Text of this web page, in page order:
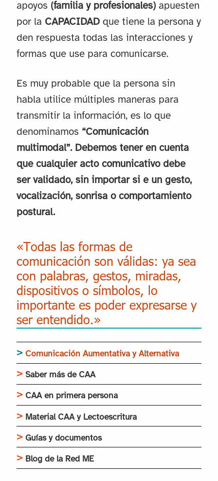
apoyos (familia y profesionales)apuesten
por la CAPACIDADque tiene la persona y
den respuesta todas las interacciones y
formas que use para comunicarse.
Es muy probable que la persona sin
habla utilice múltiples maneras para
transmitir la información, es lo que
denominamos “Comunicación
multimodal”. Debemos tener en cuenta
que cualquier acto comunicativo debe
ser validado, sin importar si e un gesto,
vocalización, sonrisa o comportamiento
postural.
«Todas las formas de
comunicación son válidas: ya sea
con palabras, gestos, miradas,
dispositivos o símbolos, lo
importante es poder expresarse y
ser entendido.»
Comunicación Aumentativa y Alternativa
Saber más de CAA
CAA en primera persona
Material CAA y Lectoescritura
Guías y documentos
Blog de la Red ME